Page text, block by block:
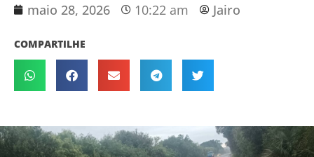
maio 28, 2026 10:22 am Jairo
COMPARTILHE